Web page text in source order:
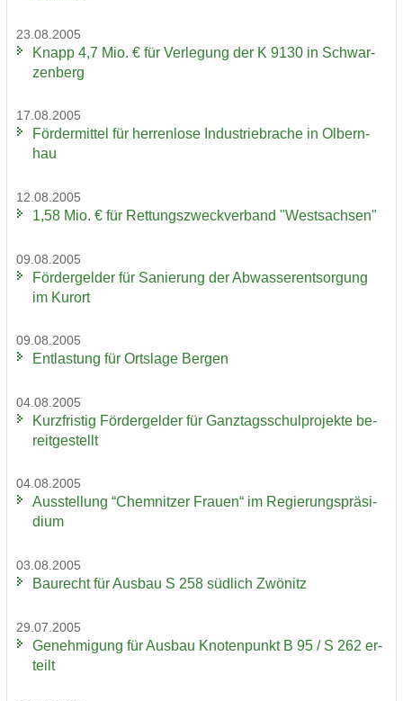
23.08.2005
Knapp 4,7 Mio. € für Ver­le­gung der K 9130 in Schwar­
zen­berg
17.08.2005
För­der­mit­tel für her­ren­lo­se In­dus­trie­bra­che in Ol­bern­
hau
12.08.2005
1,58 Mio. € für Ret­tungs­zweck­ver­band "West­sach­sen"
09.08.2005
För­der­gel­der für Sa­nie­rung der Ab­was­ser­ent­sor­gung
im Kur­ort
09.08.2005
Ent­las­tung für Orts­la­ge Ber­gen
04.08.2005
Kurz­fris­tig För­der­gel­der für Ganz­tags­schul­pro­jek­te be­
reit­ge­stellt
04.08.2005
Aus­stel­lung “Chem­nit­zer Frau­en“ im Re­gie­rungs­prä­si­
di­um
03.08.2005
Bau­recht für Aus­bau S 258 süd­lich Zwö­nitz
29.07.2005
Ge­neh­mi­gung für Aus­bau Kno­ten­punkt B 95 / S 262 er­
teilt